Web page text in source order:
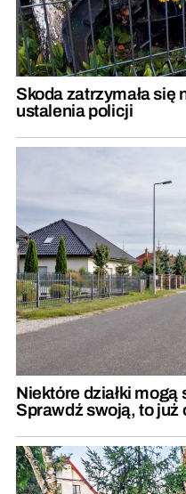
Skoda zatrzymała się
ustalenia policji
Niektóre działki
Sprawdź swoją, to już